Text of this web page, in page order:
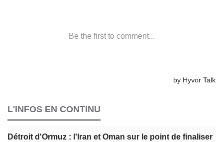
L'INFOS EN CONTINU
Détroit d'Ormuz : l'Iran et Oman sur le point de finaliser